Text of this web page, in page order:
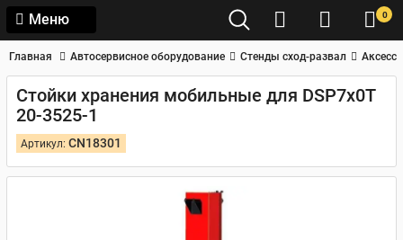
Меню 0
Главная Автосервисное оборудование Стенды сход-развал
Стойки хранения мобильные для DSP7x0T
20-3525-1
Артикул: CN18301